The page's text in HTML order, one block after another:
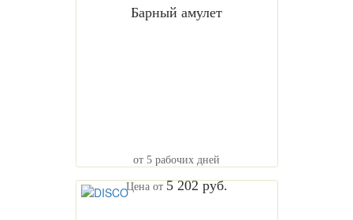
Барный амулет
от 5 рабочих дней
Цена от 5 202 руб.